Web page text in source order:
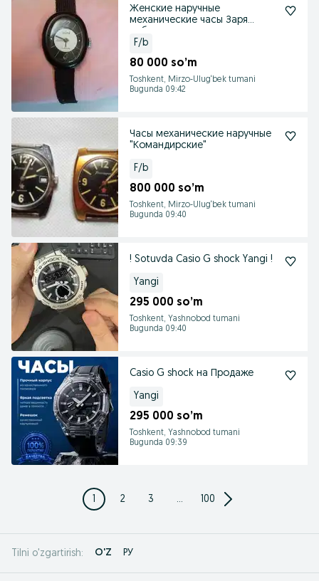
Женские наручные
механические часы Заря
F/b
80 000 so’m
Toshkent, Mirzo-Ulug‘bek tumani
Bugunda 09:42
Часы механические наручные
"Командирские"
F/b
800 000 so’m
Toshkent, Mirzo-Ulug‘bek tumani
Bugunda 09:40
! Sotuvda Casio G shock Yangi !
Yangi
295 000 so’m
Toshkent, Yashnobod tumani
Bugunda 09:40
Casio G shock на Продаже
Yangi
295 000 so’m
Toshkent, Yashnobod tumani
Bugunda 09:39
1 2 3 ... 100
Tilni o'zgartirish: O'Z РУ